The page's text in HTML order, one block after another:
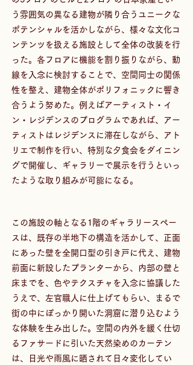
う雰囲気の異なる建物が隣り合うユニークな
ポテンシャルを活かしながら、様々な文化コ
ンテンツを扱える施設として全体の改装を行
った。各フロアに機能を割り振りながら、動
線を入念に検討することで、空間同士の関係
性を整え、建物全体がポリフォニックに響き
合うよう努めた。例えばアーティスト・イ
ン・レジデンスのプログラムであれば、アー
ティストはレジデンスに滞在しながら、アト
リエで制作を行い、特別な夕食会をダイニン
グで開催し、ギャラリーで展示を行うといっ
たような取り組みが可能になる。
この施設の軸となる1階のギャラリースペー
スは、既存の半地下の構造を活かして、正面
にあった壁を全開口型の引き戸に代え、建物
前面に新設したプランターから、内部の壁と
床までを、色やテクスチャを入念に協議した
うえで、左官職人に仕上げてもらい、まるで
街の中にぽっかり開いた洞窟に潜り込むよう
な体験を生み出した。空間の内外を緩く仕切
るファサードに引いた天然染めのカーテン
は、日光や雨風に晒されて日々変化してい